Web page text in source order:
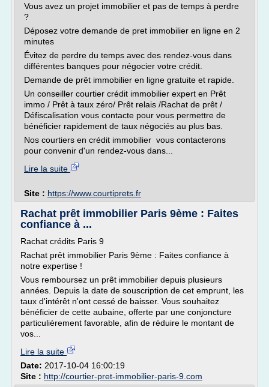
Vous avez un projet immobilier et pas de temps à perdre
?
Déposez votre demande de pret immobilier en ligne en 2
minutes
Évitez de perdre du temps avec des rendez-vous dans
différentes banques pour négocier votre crédit.
Demande de prêt immobilier en ligne gratuite et rapide.
Un conseiller courtier crédit immobilier expert en Prêt
immo / Prêt à taux zéro/ Prêt relais /Rachat de prêt /
Défiscalisation vous contacte pour vous permettre de
bénéficier rapidement de taux négociés au plus bas.
Nos courtiers en crédit immobilier vous contacterons
pour convenir d'un rendez-vous dans...
Lire la suite
Site : https://www.courtiprets.fr
Rachat prêt immobilier Paris 9ème : Faites
confiance à ...
Rachat crédits Paris 9
Rachat prêt immobilier Paris 9ème : Faites confiance à
notre expertise !
Vous remboursez un prêt immobilier depuis plusieurs
années. Depuis la date de souscription de cet emprunt, les
taux d'intérêt n'ont cessé de baisser. Vous souhaitez
bénéficier de cette aubaine, offerte par une conjoncture
particulièrement favorable, afin de réduire le montant de
vos...
Lire la suite
Date: 2017-10-04 16:00:19
Site : http://courtier-pret-immobilier-paris-9.com